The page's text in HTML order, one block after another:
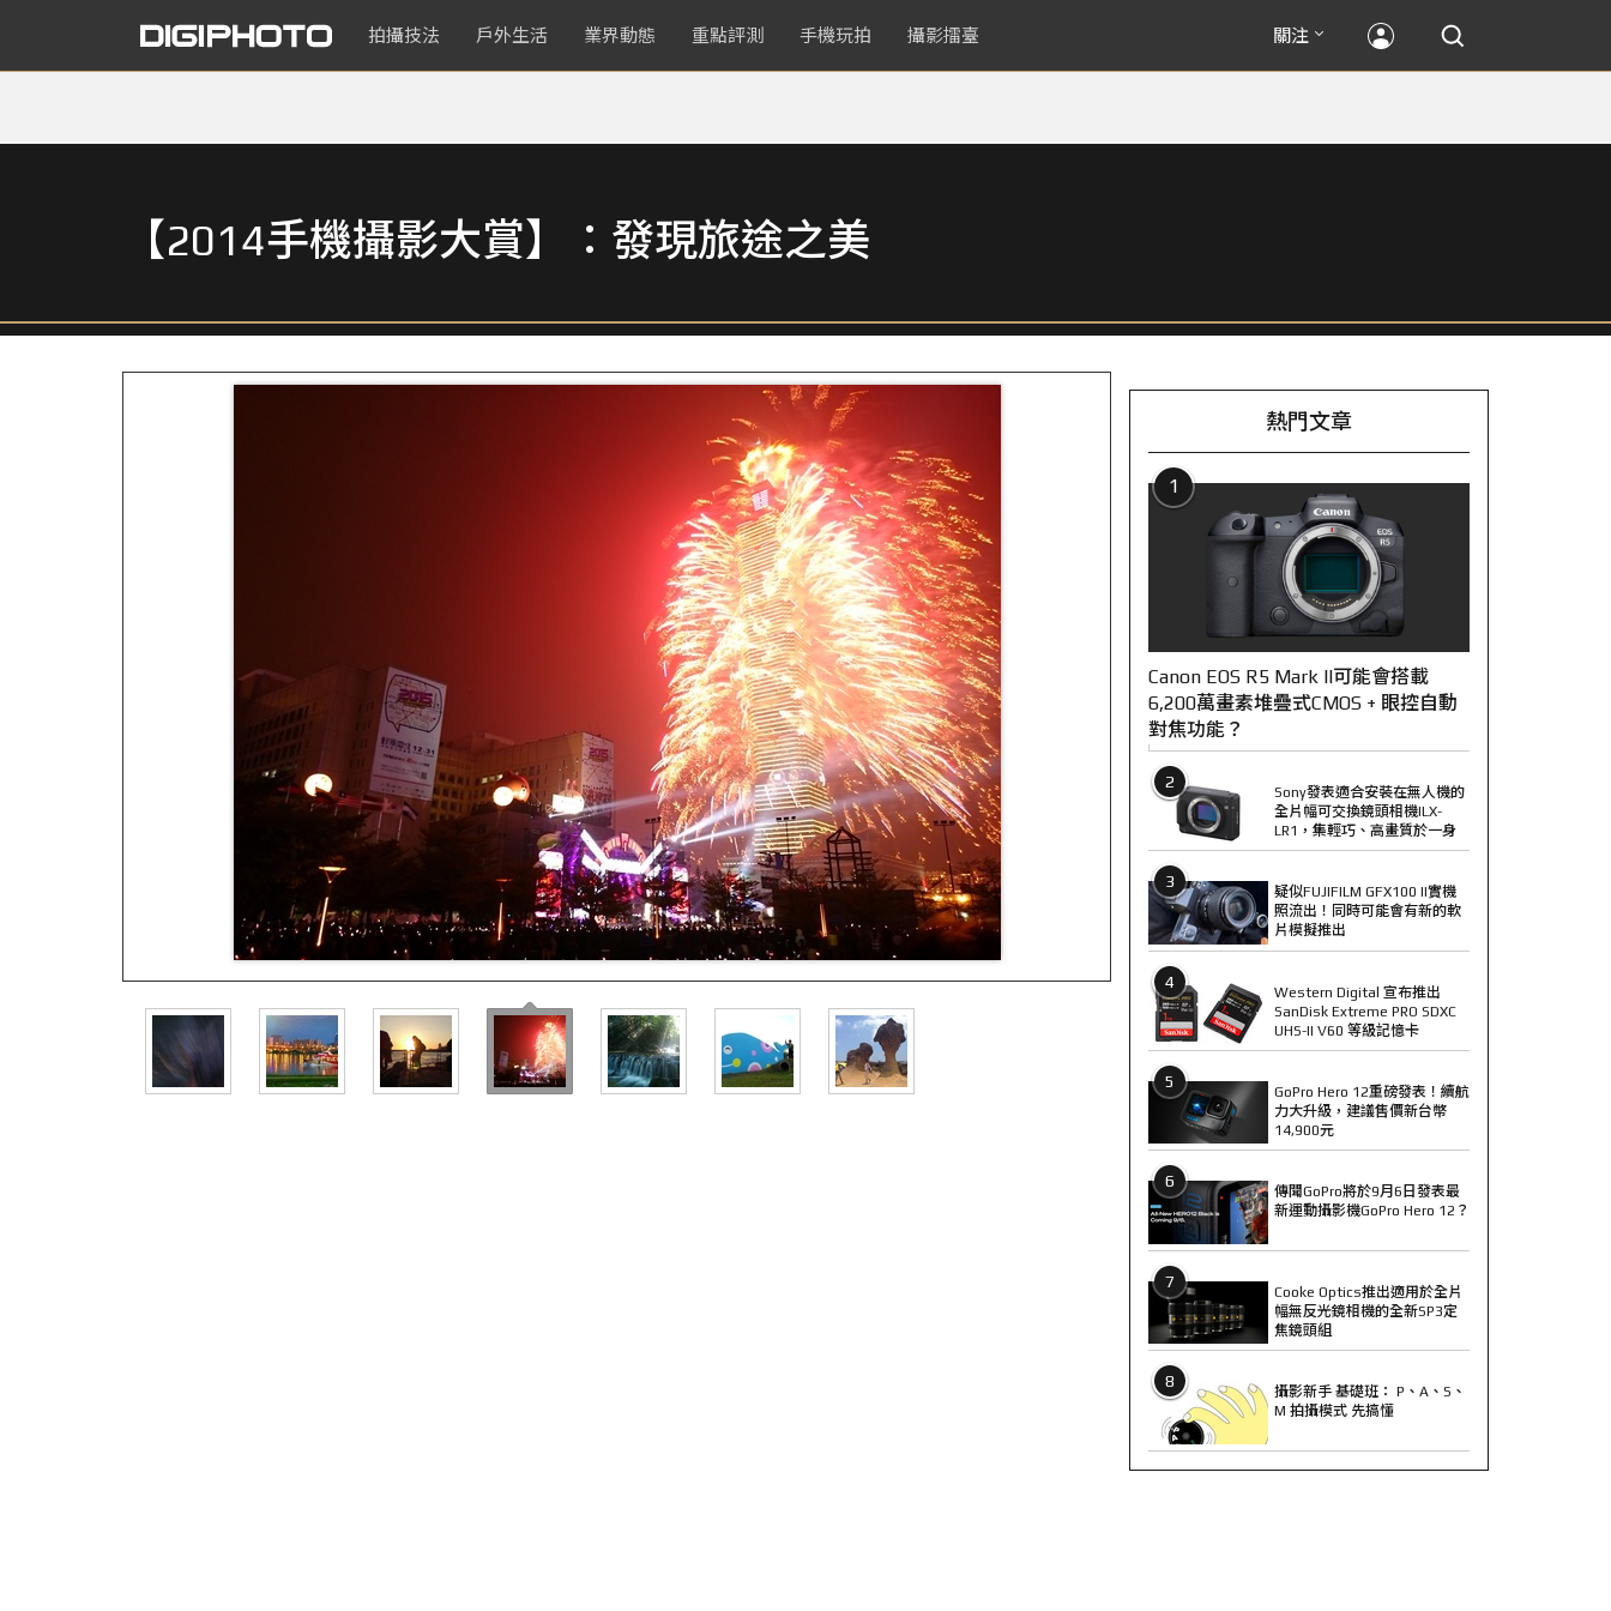
拍攝技法 戶外生活 業界動態 重點評測 手機玩拍 攝影擂臺 關注
【2014手機攝影大賞】：發現旅途之美
熱門文章
1
Canon EOS R5 Mark II可能會搭載
6,200萬畫素堆疊式CMOS + 眼控自動
對焦功能？
2
Sony發表適合安裝在無人機的
全片幅可交換鏡頭相機ILX-
LR1，集輕巧、高畫質於一身
3
疑似FUJIFILM GFX100 II實機
照流出！同時可能會有新的軟
片模擬推出
4
Western Digital 宣布推出
SanDisk Extreme PRO SDXC
UHS-II V60 等級記憶卡
5
GoPro Hero 12重磅發表！續航
力大升級，建議售價新台幣
14,900元
6
傳聞GoPro將於9月6日發表最
新運動攝影機GoPro Hero 12？
7
Cooke Optics推出適用於全片
幅無反光鏡相機的全新SP3定
焦鏡頭組
8
攝影新手 基礎班： P、A、S、
M 拍攝模式 先搞懂